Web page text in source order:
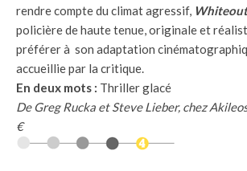
rendre compte du climat agressif, Whiteout
policière de haute tenue, originale et
préférer à son adaptation
accueillie par la critique.
En deux mots : Thriller glacé
De Greg Rucka et Steve Lieber, chez
€